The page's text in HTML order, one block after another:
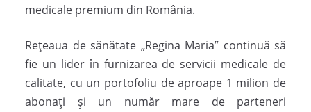
medicale premium din România.
Rețeaua de sănătate „Regina Maria” continuă să
fie un lider în furnizarea de servicii medicale de
calitate, cu un portofoliu de aproape 1 milion de
abonați și un număr mare de parteneri